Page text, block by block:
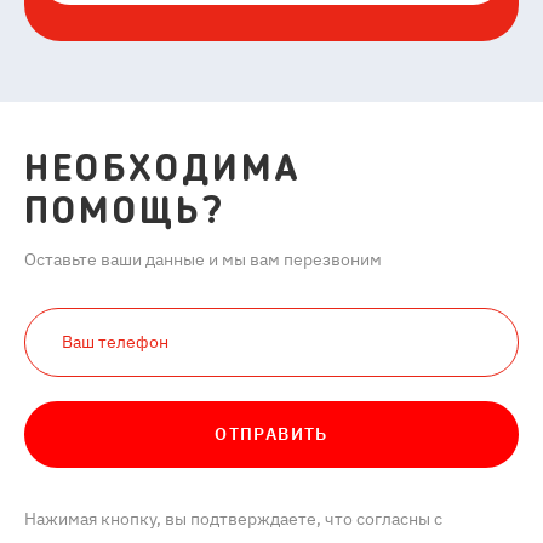
НЕОБХОДИМА
ПОМОЩЬ?
Оставьте ваши данные и мы вам перезвоним
ОТПРАВИТЬ
Нажимая кнопку, вы подтверждаете, что согласны с